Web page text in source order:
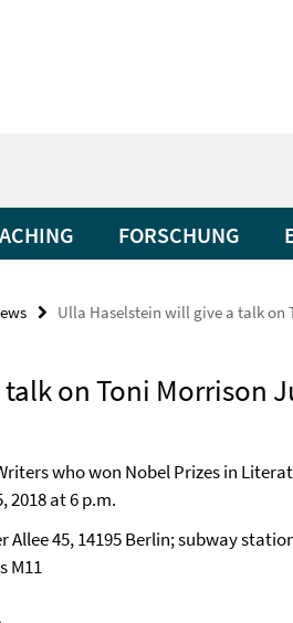
FORSCHUNG
Ulla Haselstein will give a talk on
on Toni Morrison
who won Nobel Prizes in
2018 at 6 p.m.
45, 14195 Berlin; subway
M11